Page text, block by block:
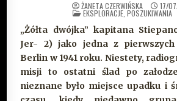
ŻANETA CZERWIŃSKA 17/
OPUBLIKOWANE
W
EKSPLORACJE, POSZUKIWANIA
„Żółta dwójka” kapitana
Jer- 2) jako jedna z pierwszych
Berlin w 1941 roku. Niestety,
misji to ostatni ślad po
nieznane było miejsce upadku i